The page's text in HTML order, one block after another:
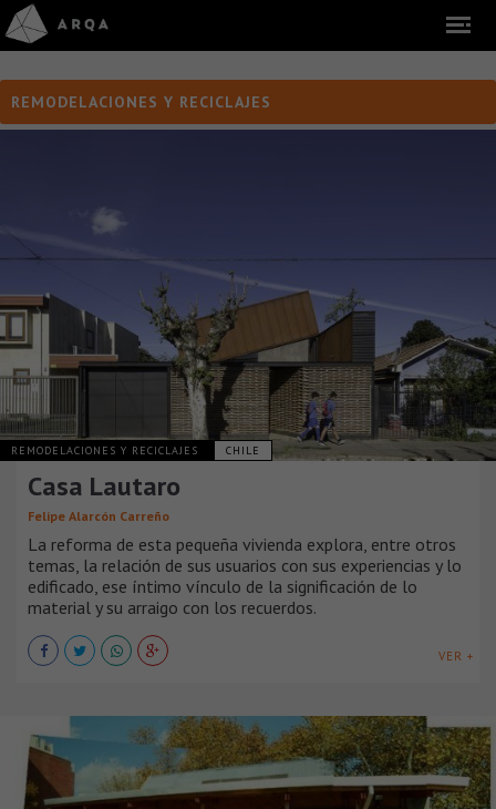
REMODELACIONES Y RECICLAJES
REMODELACIONES Y RECICLAJES CHILE
Casa Lautaro
Felipe Alarcón Carreño
La reforma de esta pequeña vivienda explora, entre otros
temas, la relación de sus usuarios con sus experiencias y lo
edificado, ese íntimo vínculo de la significación de lo
material y su arraigo con los recuerdos.
VER +